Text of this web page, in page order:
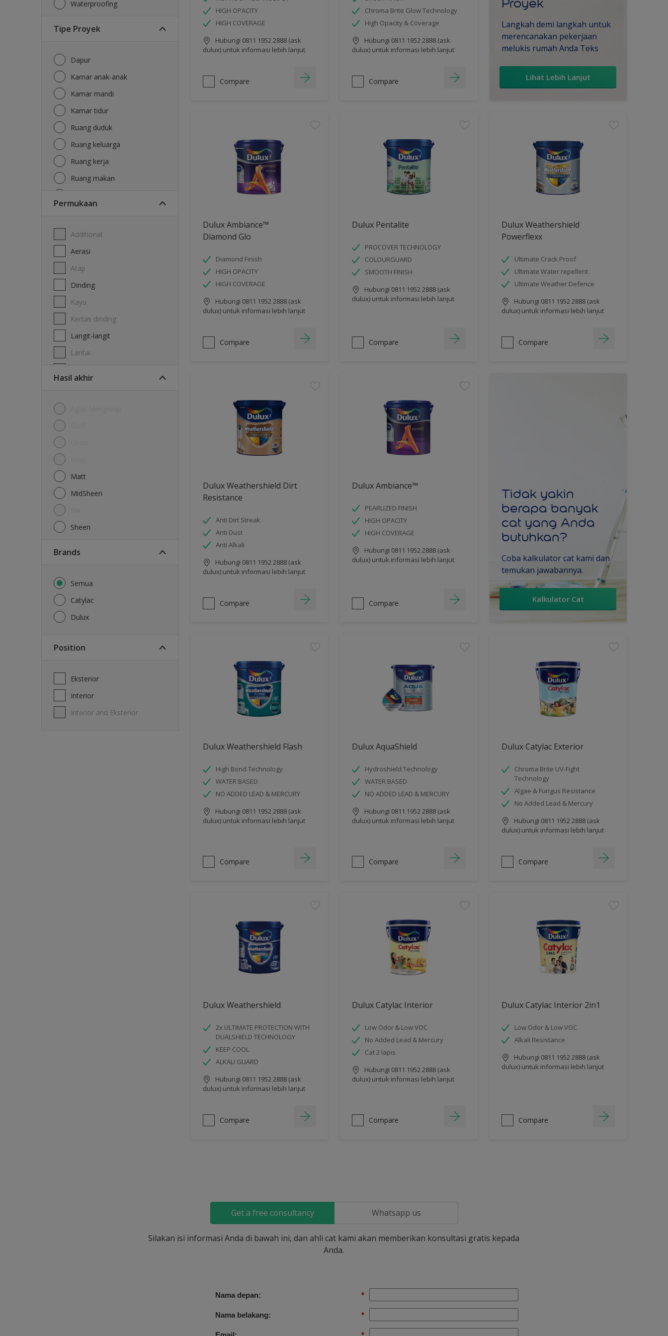
Waterproofing
Tipe Proyek
Dapur
Kamar anak-anak
Kamar mandi
Kamar tidur
Ruang duduk
Ruang keluarga
Ruang kerja
Ruang makan
Permukaan
Additional
Aerasi
Atap
Dinding
Kayu
Kertas dinding
Langit-langit
Lantai
Hasil akhir
Matt
MidSheen
Sheen
brands
Semua
Catylac
Dulux
Position
Eksterior
Interior
Interior and Eksterior
HIGH OPACITY
HIGH COVERAGE
Hubungi 0811 1952 2888 (ask
dulux) untuk informasi lebih lanjut
Compare
Chroma Brite Glow Technology
High Opacity & Coverage
Hubungi 0811 1952 2888 (ask
dulux) untuk informasi lebih lanjut
Compare
Langkah demi langkah untuk
merencanakan pekerjaan
melukis rumah Anda Teks
Lihat Lebih Lanjut
Dulux Ambiance™
Diamond Glo
Diamond Finish
HIGH OPACITY
HIGH COVERAGE
Hubungi 0811 1952 2888 (ask
dulux) untuk informasi lebih lanjut
Compare
Dulux Pentalite
PROCOVER TECHNOLOGY
COLOURGUARD
SMOOTH FINISH
Hubungi 0811 1952 2888 (ask
dulux) untuk informasi lebih lanjut
Compare
Dulux Weathershield
Powerflexx
Ultimate Crack Proof
Ultimate Water repellent
Ultimate Weather Defence
Hubungi 0811 1952 2888 (ask
dulux) untuk informasi lebih lanjut
Compare
Dulux Weathershield Dirt
Resistance
Anti Dirt Streak
Anti Dust
Anti Alkali
Hubungi 0811 1952 2888 (ask
dulux) untuk informasi lebih lanjut
Compare
Dulux Ambiance™
PEARLIZED FINISH
HIGH OPACITY
HIGH COVERAGE
Hubungi 0811 1952 2888 (ask
dulux) untuk informasi lebih lanjut
Compare
Tidak yakin
berapa banyak
cat yang Anda
butuhkan?
Coba kalkulator cat kami dan
temukan jawabannya.
Kalkulator Cat
Dulux Weathershield Flash
High Bond Technology
WATER BASED
NO ADDED LEAD & MERCURY
Hubungi 0811 1952 2888 (ask
dulux) untuk informasi lebih lanjut
Compare
Dulux AquaShield
Hydroshield Technology
WATER BASED
NO ADDED LEAD & MERCURY
Hubungi 0811 1952 2888 (ask
dulux) untuk informasi lebih lanjut
Compare
Dulux Catylac Exterior
Chroma Brite UV-Fight
Technology
Algae & Fungus Resistance
No Added Lead & Mercury
Hubungi 0811 1952 2888 (ask
dulux) untuk informasi lebih lanjut
Compare
Dulux Weathershield
2x ULTIMATE PROTECTION WITH
DUALSHIELD TECHNOLOGY
KEEP COOL
ALKALI GUARD
Hubungi 0811 1952 2888 (ask
dulux) untuk informasi lebih lanjut
Compare
Dulux Catylac Interior
Low Odor & Low VOC
No Added Lead & Mercury
Cat 2 lapis
Hubungi 0811 1952 2888 (ask
dulux) untuk informasi lebih lanjut
Compare
Dulux Catylac Interior 2in1
Low Odor & Low VOC
Alkali Resistance
Hubungi 0811 1952 2888 (ask
dulux) untuk informasi lebih lanjut
Compare
Get a free consultancy Whatsapp us
Silakan isi informasi Anda di bawah ini, dan ahli cat kami akan memberikan konsultasi gratis kepada
Anda.